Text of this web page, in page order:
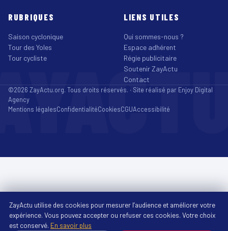
RUBRIQUES
Saison cyclonique
Tour des Yoles
Tour cycliste
LIENS UTILES
Qui sommes-nous ?
Espace adhérent
Régie publicitaire
Soutenir ZayActu
Contact
©2026 ZayActu.org. Tous droits réservés. · Site réalisé par Enjoy Digital
Agency
Mentions légalesConfidentialitéCookiesCGUAccessibilité
ZayActu utilise des cookies pour mesurer l’audience et améliorer votre
expérience. Vous pouvez accepter ou refuser ces cookies. Votre choix
est conservé. En savoir plus